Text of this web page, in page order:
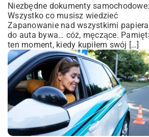
Niezbędne dokumenty samochodowe:
Wszystko co musisz wiedzieć
Zapanowanie nad wszystkimi
do auta bywa… cóż, męczące.
ten moment, kiedy kupiłem swój […]